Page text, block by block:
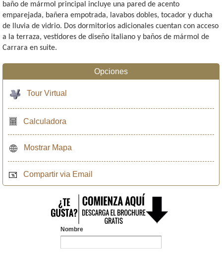
baño de mármol principal incluye una pared de acento
emparejada, bañera empotrada, lavabos dobles, tocador y ducha
de lluvia de vidrio. Dos dormitorios adicionales cuentan con acceso
a la terraza, vestidores de diseño italiano y baños de mármol de
Carrara en suite.
Opciones
Tour Virtual
Calculadora
Mostrar Mapa
Compartir via Email
Nombre